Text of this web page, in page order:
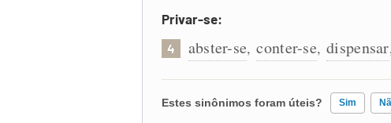
Privar-se:
4 abster-se, conter-se, dispensar
Estes sinônimos foram úteis? Sim